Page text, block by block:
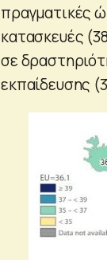
πραγματικές
κατασκευές
σε
εκπαίδευσης